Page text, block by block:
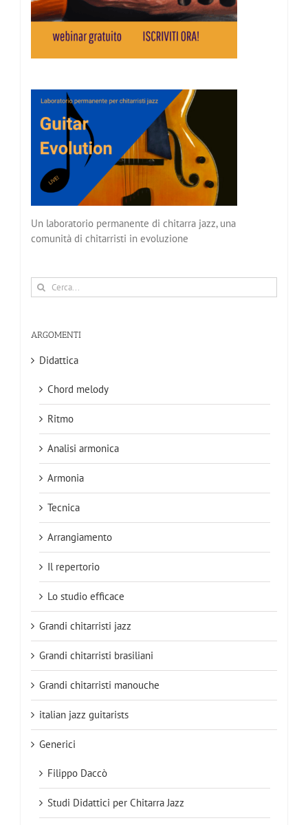
Un laboratorio permanente di chitarra jazz, una
comunità di chitarristi in evoluzione
Cerca
per:
ARGOMENTI
Didattica
Chord melody
Ritmo
Analisi armonica
Armonia
Tecnica
Arrangiamento
Il repertorio
Lo studio efficace
Grandi chitarristi jazz
Grandi chitarristi brasiliani
Grandi chitarristi manouche
italian jazz guitarists
Generici
Filippo Daccò
Studi Didattici per Chitarra Jazz